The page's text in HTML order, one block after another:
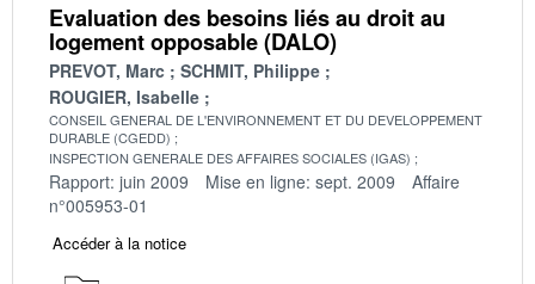
Evaluation des besoins liés au droit au
logement opposable (DALO)
PREVOT, Marc
SCHMIT, Philippe
ROUGIER, Isabelle
CONSEIL GENERAL DE L'ENVIRONNEMENT ET DU DEVELOPPEMENT
DURABLE (CGEDD)
INSPECTION GENERALE DES AFFAIRES SOCIALES (IGAS)
Rapport: juin 2009 Mise en ligne: sept. 2009
Affaire
n°005953-01
Accéder à la notice